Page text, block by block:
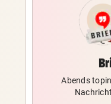
Abends